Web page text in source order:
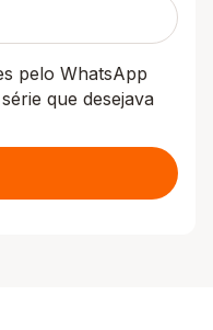
pelo WhatsApp
que desejava